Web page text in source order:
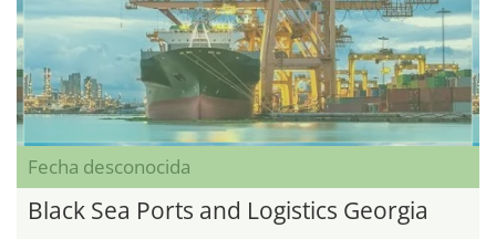
Fecha desconocida
Black Sea Ports and Logistics Georgia